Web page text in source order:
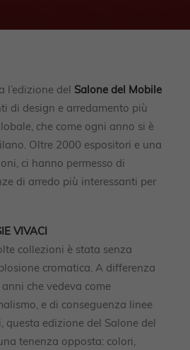
l’edizione del Salone del Mobile
di design e arredamento più
che come ogni anno si è
Oltre 2000 espositori e una
ci hanno permesso di
di arredo più interessanti per
VIVACI
collezioni è stata senza
cromatica. A differenza
che vedeva come
e di conseguenza linee
questa edizione del Salone del
tenenza opposta: colori,